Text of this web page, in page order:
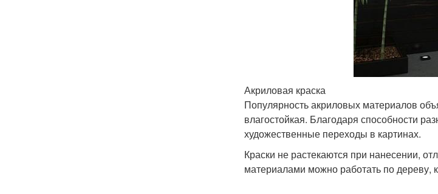
Акриловая краска
Популярность акриловых материалов
влагостойкая. Благодаря способности
художественные переходы в картинах.
Краски не растекаются при нанесении,
материалами можно работать по дереву,